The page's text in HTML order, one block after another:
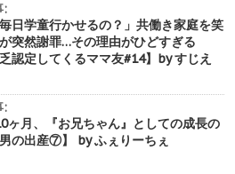
:
毎日学童行かせるの？」共働き家庭を笑
突然謝罪…その理由がひどすぎる
乏認定してくるママ友#14】by すじえ
:
ヶ月、『お兄ちゃん』としての成長の
の出産⑦】 by ふぇりーちぇ